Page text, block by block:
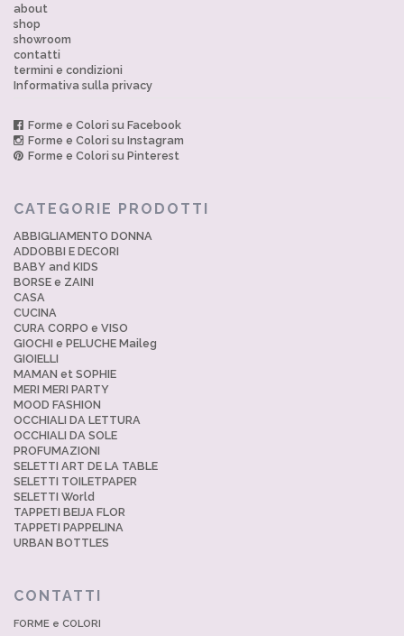
about
shop
showroom
contatti
termini e condizioni
Informativa sulla privacy
Forme e Colori su Facebook
Forme e Colori su Instagram
Forme e Colori su Pinterest
CATEGORIE PRODOTTI
ABBIGLIAMENTO DONNA
ADDOBBI E DECORI
BABY and KIDS
BORSE e ZAINI
CASA
CUCINA
CURA CORPO e VISO
GIOCHI e PELUCHE Maileg
GIOIELLI
MAMAN et SOPHIE
MERI MERI PARTY
MOOD FASHION
OCCHIALI DA LETTURA
OCCHIALI DA SOLE
PROFUMAZIONI
SELETTI ART DE LA TABLE
SELETTI TOILETPAPER
SELETTI World
TAPPETI BEIJA FLOR
TAPPETI PAPPELINA
URBAN BOTTLES
CONTATTI
FORME e COLORI